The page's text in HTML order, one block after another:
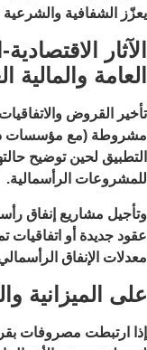
يعزّز الشفافية
الآثار
العامة والمالية
تأخير القروض
مشروطة (مع مؤسسات
التطبيق لحين توضيح
للمشروعات الرأسمالية.
وتأجيل مشاريع إنفاق
عقود جديدة أو
معدلات الإنفاق
على الميزانية
إذا ارتبطت مصروفات